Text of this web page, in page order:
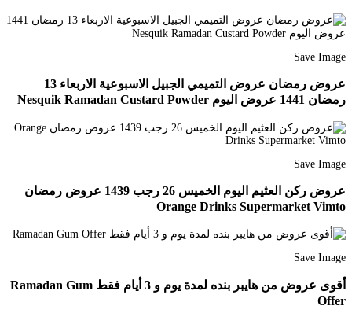
Save Image
عروض رمضان عروض التميمي الجبيل الاسبوعية الاربعاء 13
رمضان 1441 عروض اليوم Nesquik Ramadan Custard Powder
Save Image
عروض ركن العثيم اليوم الخميس 26 رجب 1439 عروض رمضان
Orange Drinks Supermarket Vimto
Save Image
أقوى عروض من هايبر بنده لمدة يوم و 3 أيام فقط Ramadan Gum
Offer